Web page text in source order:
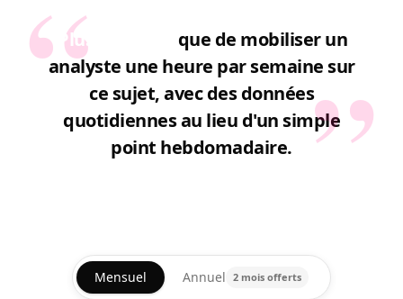
“Plus rentable
que de mobiliser un
analyste une heure par semaine sur
ce sujet, avec des données
quotidiennes au lieu d'un simple
point hebdomadaire.
”
Mensuel Annuel 2 mois offerts